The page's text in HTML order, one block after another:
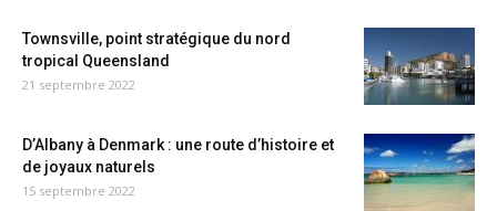
Townsville, point stratégique du nord
tropical Queensland
21 septembre 2022
D’Albany à Denmark : une route d’histoire et
de joyaux naturels
15 septembre 2022